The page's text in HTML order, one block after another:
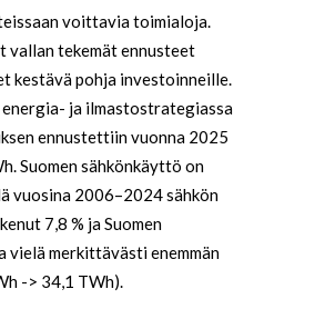
voittavia toimialoja.
vallan tekemät ennusteet
kestävä pohja investoinneille.
ja ilmastostrategiassa
ennustettiin vuonna 2025
Suomen sähkönkäyttö on
vuosina 2006–2024 sähkön
7,8 % ja Suomen
vielä merkittävästi enemmän
-> 34,1 TWh).